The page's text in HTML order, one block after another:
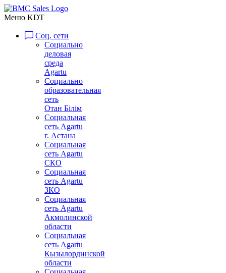
Меню KDT
Соц. сети
Социально
деловая
среда
Agartu
Социально
образовательная
сеть
Отан Бiлiм
Социальная
сеть Agartu
г. Астана
Социальная
сеть Agartu
СКО
Социальная
сеть Agartu
ЗКО
Социальная
сеть Agartu
Акмолинской
области
Социальная
сеть Agartu
Кызылординской
области